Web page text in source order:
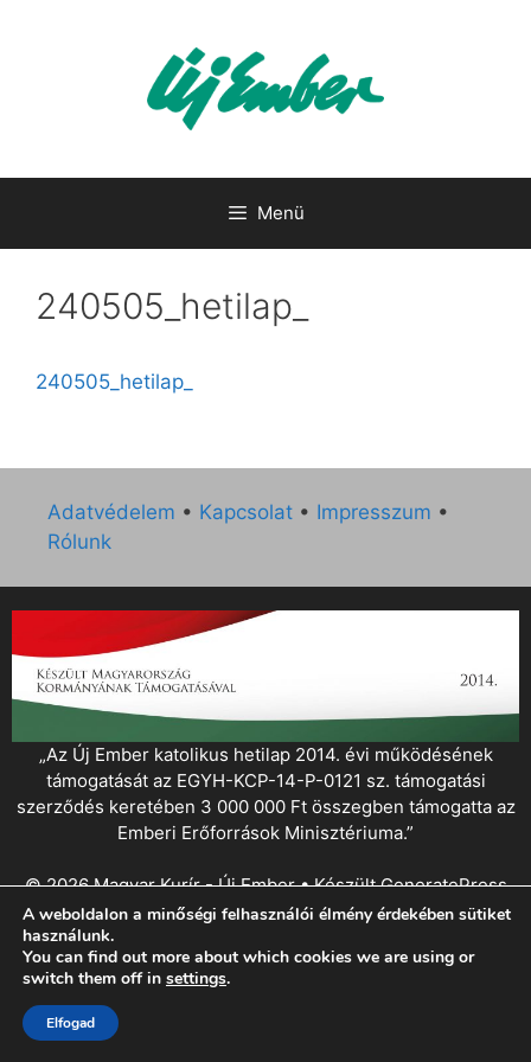
Menü
240505_hetilap_
240505_hetilap_
Adatvédelem • Kapcsolat • Impresszum •
Rólunk
„Az Új Ember katolikus hetilap 2014. évi működésének
támogatását az EGYH-KCP-14-P-0121 sz. támogatási
szerződés keretében 3 000 000 Ft összegben támogatta az
Emberi Erőforrások Minisztériuma.”
© 2026 Magyar Kurír - Új Ember• KészültGeneratePress
A weboldalon a minőségi felhasználói élmény érdekében sütiket
használunk.
You can find out more about which cookies we are using or
switch them off in settings.
Elfogad